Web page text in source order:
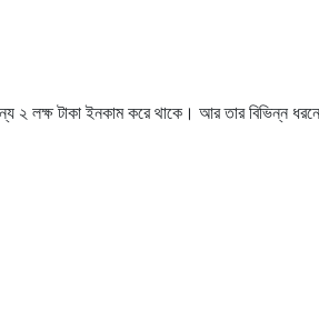
২ লক্ষ টাকা ইনকাম করে থাকে। আর তার বিভিন্ন